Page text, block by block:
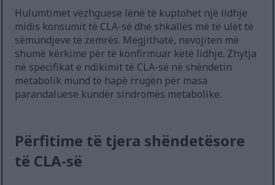
Hulumtimet vëzhguese lënë të kuptohet një lidhje
midis konsumit të CLA-së dhe shkallës më të ulët të
sëmundjeve të zemrës. Megjithatë, nevojiten më
shumë kërkime për të konfirmuar këtë lidhje. Zhytja
në specifikat e ndikimit të CLA-së në shëndetin
metabolik mund të hapë rrugën për masa
parandaluese kundër sindromës metabolike.
Përfitime të tjera shëndetësore
të CLA-së